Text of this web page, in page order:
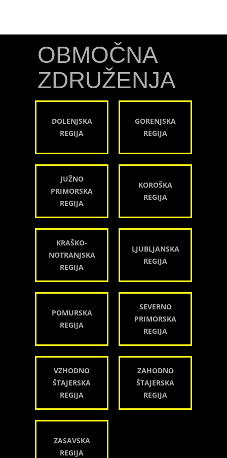
OBMOČNA
ZDRUŽENJA
DOLENJSKA
REGIJA
GORENJSKA
REGIJA
JUŽNO
PRIMORSKA
REGIJA
KOROŠKA
REGIJA
KRAŠKO-
NOTRANJSKA
REGIJA
LJUBLJANSKA
REGIJA
POMURSKA
REGIJA
SEVERNO
PRIMORSKA
REGIJA
VZHODNO
ŠTAJERSKA
REGIJA
ZAHODNO
ŠTAJERSKA
REGIJA
ZASAVSKA
REGIJA